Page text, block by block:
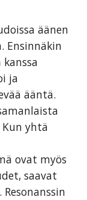
äänen
Ensinnäkin
ja
ääntä.
yhtä
ovat myös
saavat